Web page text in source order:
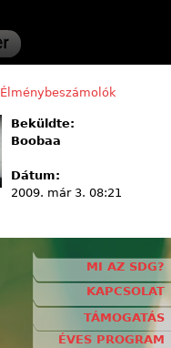
Élménybeszámolók
Beküldte:
Boobaa
Dátum:
2009. már 3. 08:21
MI AZ SDG?
KAPCSOLAT
TÁMOGATÁS
ÉVES PROGRAM